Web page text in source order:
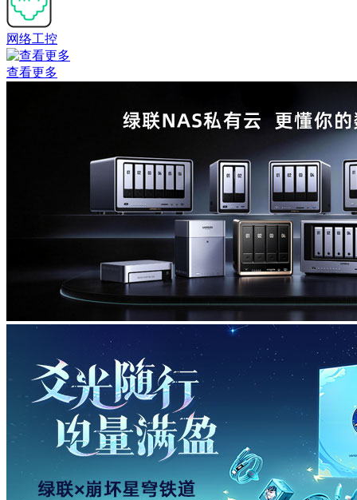
网络工控
查看更多